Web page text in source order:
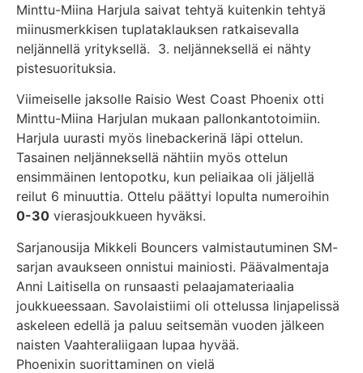
Minttu-Miina Harjula saivat tehtyä kuitenkin tehtyä
miinusmerkkisen tuplataklauksen ratkaisevalla
neljännellä yrityksellä. 3. neljänneksellä ei nähty
pistesuorituksia.
Viimeiselle jaksolle Raisio West Coast Phoenix otti
Minttu-Miina Harjulan mukaan pallonkantotoimiin.
Harjula uurasti myös linebackerinä läpi ottelun.
Tasainen neljänneksellä nähtiin myös ottelun
ensimmäinen lentopotku, kun peliaikaa oli jäljellä
reilut 6 minuuttia. Ottelu päättyi lopulta numeroihin
0-30 vierasjoukkueen hyväksi.
Sarjanousija Mikkeli Bouncers valmistautuminen SM-
sarjan avaukseen onnistui mainiosti. Päävalmentaja
Anni Laitisella on runsaasti pelaajamateriaalia
joukkueessaan. Savolaistiimi oli ottelussa linjapelissä
askeleen edellä ja paluu seitsemän vuoden jälkeen
naisten Vaahteraliigaan lupaa hyvää.
Phoenixin suorittaminen on vielä